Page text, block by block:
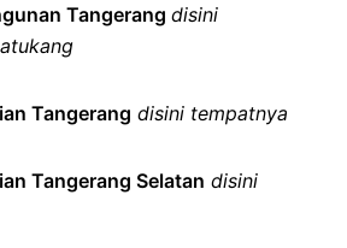
Tangerang disini
Tangerang disini tempatnya
Tangerang Selatan disini